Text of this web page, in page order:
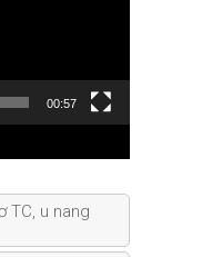
00:57
TC, u nang